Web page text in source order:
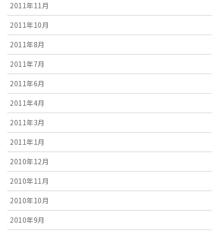
2011年11月
2011年10月
2011年8月
2011年7月
2011年6月
2011年4月
2011年3月
2011年1月
2010年12月
2010年11月
2010年10月
2010年9月